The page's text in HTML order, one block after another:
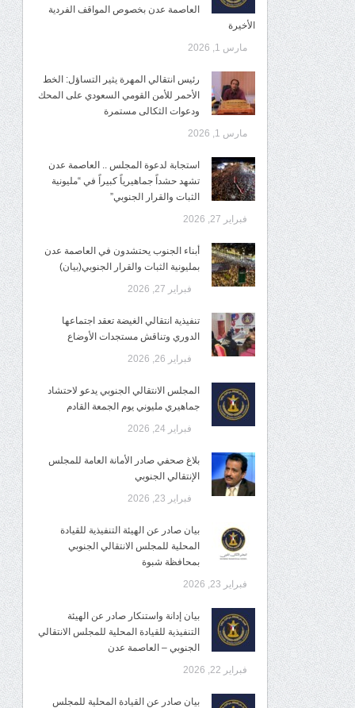
العاصمة عدن بخصوص المواقف الفردية
الأخيرة
مارس 1, 2026
رئيس انتقالي المهرة يثير التساؤل: الخط
الأحمر للأمن القومي السعودي على المحك
ودعوات الثكالى مستمرة
مارس 1, 2026
استجابة لدعوة المجلس .. العاصمة عدن
تشهد حشداً جماهيرياً كبيراً في “مليونية
الثبات والقرار الجنوبي”
فبراير 27, 2026
أبناء الجنوب يحتشدون في العاصمة عدن
بمليونية الثبات والقرار الجنوبي(بيان)
فبراير 27, 2026
تنفيذية انتقالي الغيضة تعقد اجتماعها
الدوري وتناقش مستجدات الأوضاع
فبراير 26, 2026
المجلس الانتقالي الجنوبي يدعو لاحتشاد
جماهيري مليوني يوم الجمعة القادم
فبراير 24, 2026
بلاغ صحفي صادر الأمانة العامة للمجلس
الإنتقالي الجنوبي
فبراير 23, 2026
بيان صادر عن الهيئة التنفيذية للقيادة
المحلية للمجلس الانتقالي الجنوبي
بمحافظة شبوة
فبراير 23, 2026
بيان إدانة واستنكار صادر عن الهيئة
التنفيذية للقيادة المحلية للمجلس الانتقالي
الجنوبي – العاصمة عدن
فبراير 22, 2026
بيان صادر عن القيادة المحلية للمجلس